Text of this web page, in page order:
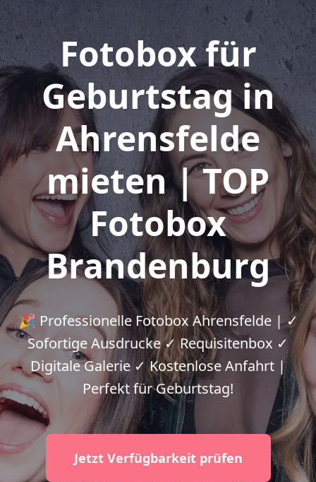
Fotobox für
Geburtstag in
Ahrensfelde
mieten | TOP
Fotobox
Brandenburg
🎉 Professionelle Fotobox Ahrensfelde | ✓
Sofortige Ausdrucke ✓ Requisitenbox ✓
Digitale Galerie ✓ Kostenlose Anfahrt |
Perfekt für Geburtstag!
Jetzt Verfügbarkeit prüfen